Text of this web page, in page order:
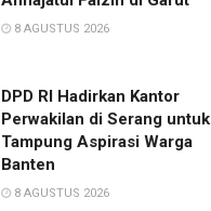
8 AGUSTUS 2026
DPD RI Hadirkan Kantor
Perwakilan di Serang untuk
Tampung Aspirasi Warga
Banten
8 AGUSTUS 2026